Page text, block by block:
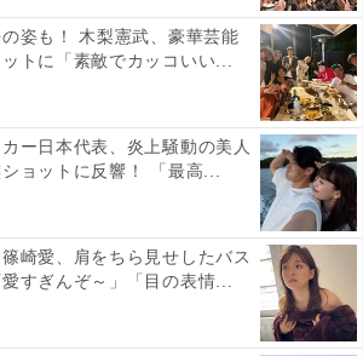
姿も！ 木梨憲武、豪華芸能
トに「素敵でカッコいい...
カー日本代表、炎上騒動の美人
ョットに反響！ 「最高...
篠崎愛、肩をちら見せしたバス
すぎんぞ～」「目の表情...